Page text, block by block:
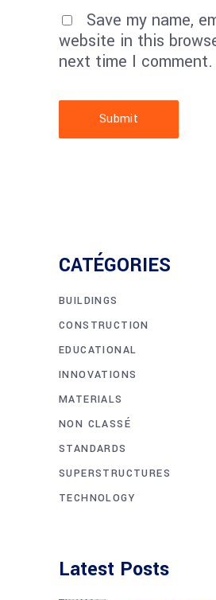
Save my name,
website in this
next time I comment.
Submit
CATÉGORIES
BUILDINGS
CONSTRUCTION
EDUCATIONAL
INNOVATIONS
MATERIALS
NON CLASSÉ
STANDARDS
SUPERSTRUCTURES
TECHNOLOGY
Latest Posts